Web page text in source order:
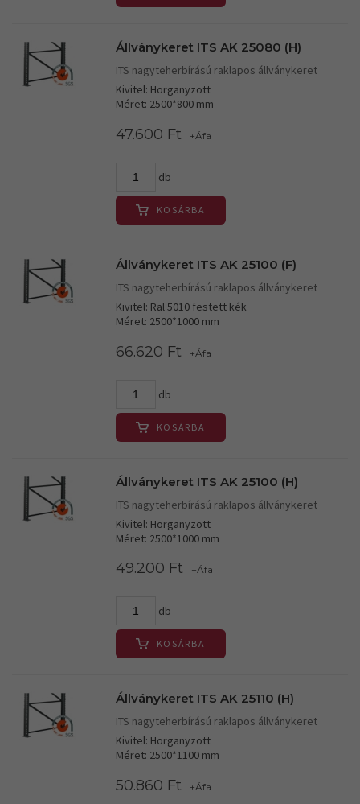
Állványkeret ITS AK 25080 (H)
ITS nagyteherbírású raklapos állványkeret
Kivitel: Horganyzott
Méret: 2500*800 mm
47.600 Ft +Áfa
db
KOSÁRBA
Állványkeret ITS AK 25100 (F)
ITS nagyteherbírású raklapos állványkeret
Kivitel: Ral 5010 festett kék
Méret: 2500*1000 mm
66.620 Ft +Áfa
db
KOSÁRBA
Állványkeret ITS AK 25100 (H)
ITS nagyteherbírású raklapos állványkeret
Kivitel: Horganyzott
Méret: 2500*1000 mm
49.200 Ft +Áfa
db
KOSÁRBA
Állványkeret ITS AK 25110 (H)
ITS nagyteherbírású raklapos állványkeret
Kivitel: Horganyzott
Méret: 2500*1100 mm
50.860 Ft +Áfa